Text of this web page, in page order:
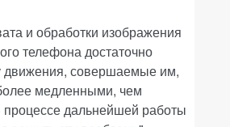
и обработки изображения
телефона достаточно
движения, совершаемые им,
медленными, чем
процессе дальнейшей работы